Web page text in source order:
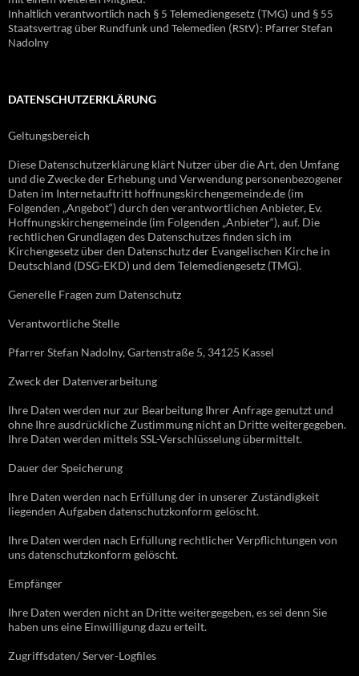
Inhaltlich verantwortlich nach § 5 Telemediengesetz (TMG) und § 55
Staatsvertrag über Rundfunk und Telemedien (RStV): Pfarrer Stefan
Nadolny
DATENSCHUTZERKLÄRUNG
Geltungsbereich
Diese Datenschutzerklärung klärt Nutzer über die Art, den Umfang
und die Zwecke der Erhebung und Verwendung personenbezogener
Daten im Internetauftritt hoffnungskirchengemeinde.de (im
Folgenden „Angebot“) durch den verantwortlichen Anbieter, Ev.
Hoffnungskirchengemeinde (im Folgenden „Anbieter“), auf. Die
rechtlichen Grundlagen des Datenschutzes finden sich im
Kirchengesetz über den Datenschutz der Evangelischen Kirche in
Deutschland (DSG-EKD) und dem Telemediengesetz (TMG).
Generelle Fragen zum Datenschutz
Verantwortliche Stelle
Pfarrer Stefan Nadolny, Gartenstraße 5, 34125 Kassel
Zweck der Datenverarbeitung
Ihre Daten werden nur zur Bearbeitung Ihrer Anfrage genutzt und
ohne Ihre ausdrückliche Zustimmung nicht an Dritte weitergegeben.
Ihre Daten werden mittels SSL-Verschlüsselung übermittelt.
Dauer der Speicherung
Ihre Daten werden nach Erfüllung der in unserer Zuständigkeit
liegenden Aufgaben datenschutzkonform gelöscht.
Ihre Daten werden nach Erfüllung rechtlicher Verpflichtungen von
uns datenschutzkonform gelöscht.
Empfänger
Ihre Daten werden nicht an Dritte weitergegeben, es sei denn Sie
haben uns eine Einwilligung dazu erteilt.
Zugriffsdaten/ Server-Logfiles